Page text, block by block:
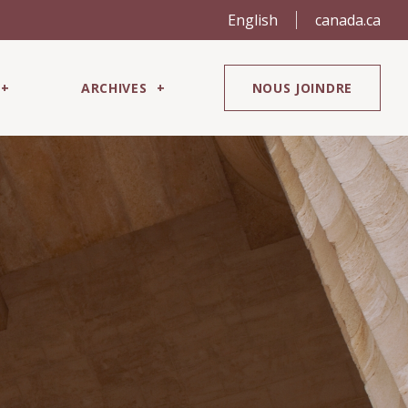
English canada.ca
ARCHIVES NOUS JOINDRE